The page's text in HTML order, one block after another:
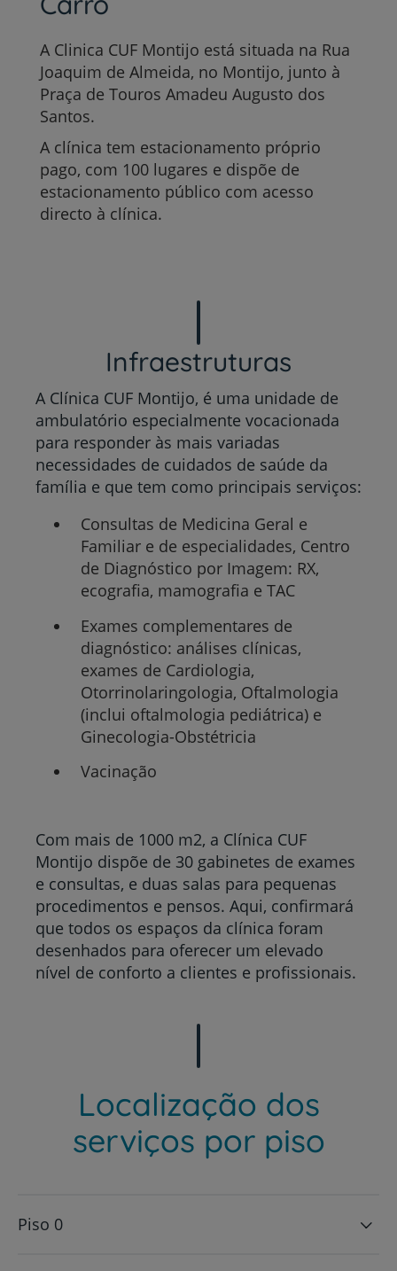
A Clinica CUF Montijo está situada na Rua
Joaquim de Almeida, no Montijo, junto à
Praça de Touros Amadeu Augusto dos
Santos.
A clínica tem estacionamento próprio
pago, com 100 lugares e dispõe de
estacionamento público com acesso
directo à clínica.
Infraestruturas
A Clínica CUF Montijo, é uma unidade de
ambulatório especialmente vocacionada
para responder às mais variadas
necessidades de cuidados de saúde da
família e que tem como principais serviços:
Consultas de Medicina Geral e
Familiar e de especialidades, Centro
de Diagnóstico por Imagem: RX,
ecografia, mamografia e TAC
Exames complementares de
diagnóstico: análises clínicas,
exames de Cardiologia,
Otorrinolaringologia, Oftalmologia
(inclui oftalmologia pediátrica) e
Ginecologia-Obstétricia
Vacinação
Com mais de 1000 m2, a Clínica CUF
Montijo dispõe de 30 gabinetes de exames
e consultas, e duas salas para pequenas
procedimentos e pensos. Aqui, confirmará
que todos os espaços da clínica foram
desenhados para oferecer um elevado
nível de conforto a clientes e profissionais.
Localização dos
serviços por piso
Piso 0